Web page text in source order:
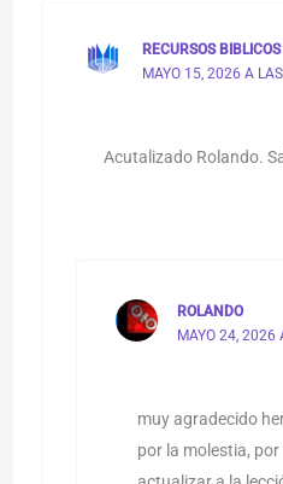
RECURSOS BIBLICOS
MAYO 15, 2026 A
Acutalizado Rolando.
ROLANDO
MAYO 24, 2026
muy agradecido
por la molestia,